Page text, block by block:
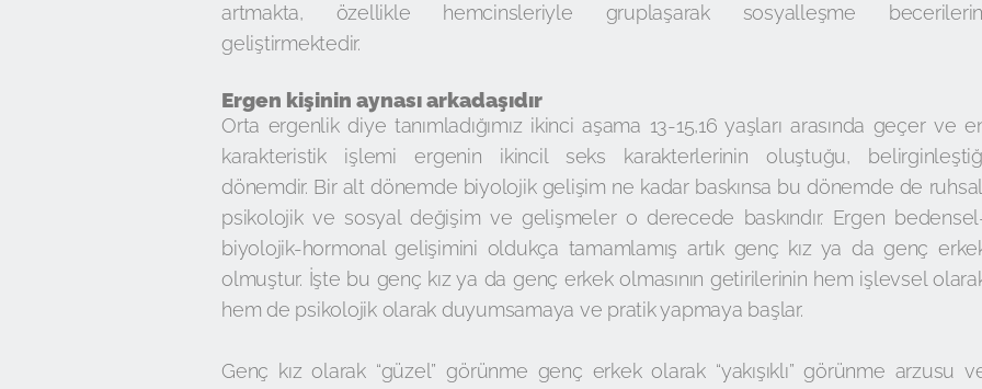
artmakta, özellikle hemcinsleriyle gruplaşarak sosyalleşme
geliştirmektedir.
Ergen kişinin aynası arkadaşıdır
Orta ergenlik diye tanımladığımız ikinci aşama 13-15,16 yaşları arasında geçer ve
karakteristik işlemi ergenin ikincil seks karakterlerinin oluştuğu,
dönemdir. Bir alt dönemde biyolojik gelişim ne kadar baskınsa bu dönemde de
psikolojik ve sosyal değişim ve gelişmeler o derecede baskındır. Ergen
biyolojik-hormonal gelişimini oldukça tamamlamış artık genç kız ya da genç
olmuştur. İşte bu genç kız ya da genç erkek olmasının getirilerinin hem işlevsel
hem de psikolojik olarak duyumsamaya ve pratik yapmaya başlar.
Genç kız olarak “güzel” görünme genç erkek olarak “yakışıklı” görünme arzusu